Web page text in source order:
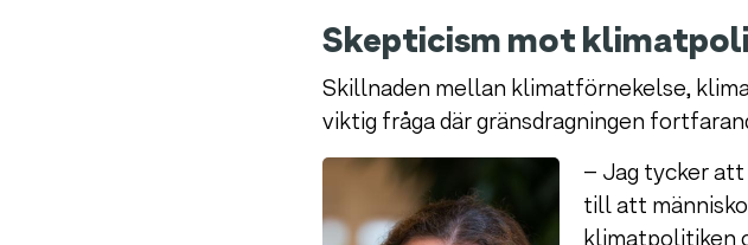
Skepticism mot
Skillnaden mellan klimatförnekelse,
viktig fråga där gränsdragningen
– Jag tycker
till att